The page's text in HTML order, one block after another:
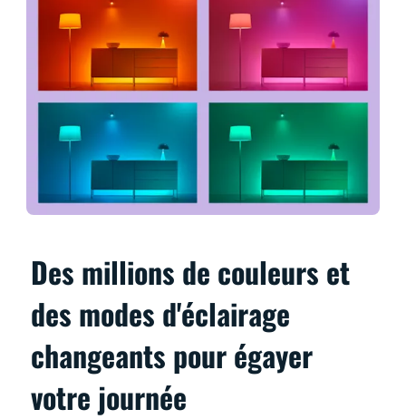
Des millions de couleurs et
des modes d'éclairage
changeants pour égayer
votre journée